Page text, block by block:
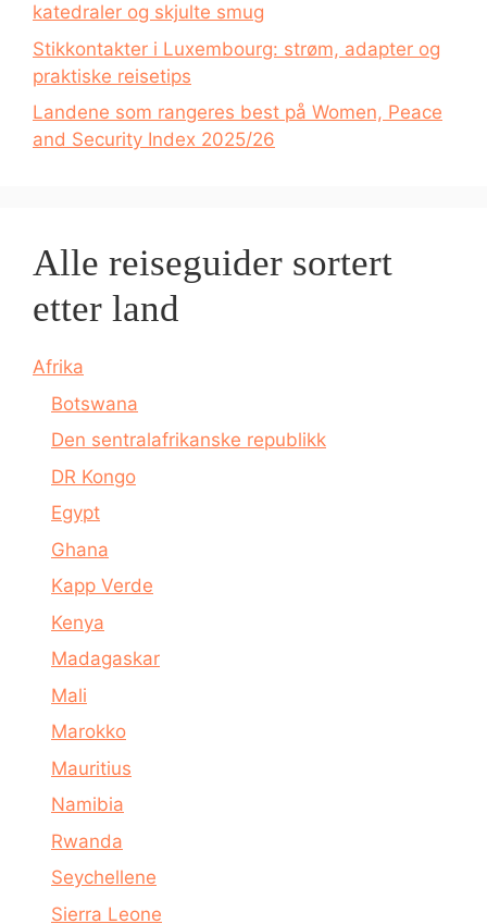
katedraler og skjulte smug
Stikkontakter i Luxembourg: strøm, adapter og
praktiske reisetips
Landene som rangeres best på Women, Peace
and Security Index 2025/26
Alle reiseguider sortert
etter land
Afrika
Botswana
Den sentralafrikanske republikk
DR Kongo
Egypt
Ghana
Kapp Verde
Kenya
Madagaskar
Mali
Marokko
Mauritius
Namibia
Rwanda
Seychellene
Sierra Leone